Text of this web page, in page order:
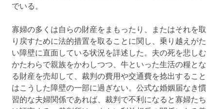
でいる。
寡婦の多くは自らの財産をまもったり、またはそれを取
り戻すために法的措置を取ることに関し、乗り越えがた
い障壁に直面している状況を詳述した。夫の死を悲しむ
かたわらで親族をかわしつつ、牛といった生活の糧とな
る財産を売却して、裁判の費用や交通費を捻出すること
はこうした障壁の一部に過ぎない。公式な婚姻届なき慣
習的な夫婦関係であれば、裁判で不利になると寡婦たち